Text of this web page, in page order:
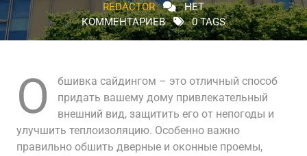
REDACTOR
НЕТ
КОММЕНТАРИЕВ
0 TAGS
О
бшивка сайдингом – это отличный способ
придать вашему дому привлекательный
внешний вид, защитить его от непогоды и
улучшить теплоизоляцию. Особенно важно
правильно обшить дверные и оконные проемы,